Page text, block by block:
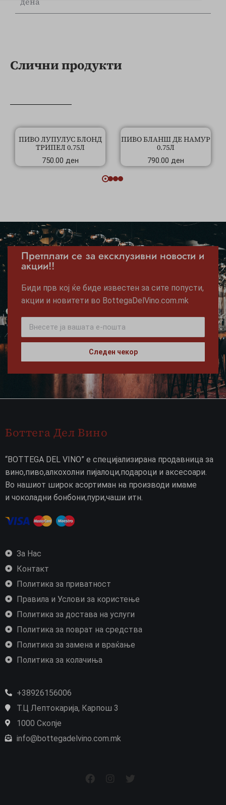
Слични продукти
ПИВО ЛУПУЛУС БЛОНД
ТРИПЕЛ 0.75Л
750.00 ден
ПИВО БЛАНШ ДЕ НАМУР
0.75Л
790.00 ден
Претплати се за ексклузивни новости и
акции!!
Биди прв кој ќе биде известен за сите попусти,
акции и новитети во BottegaDelVino.com.mk
Следен чекор
Боттега Дел Вино
“BOTTEGA DEL VINO” е специјализирана продавница за
вино,пиво,алкохолни пијалоци,подароци и аксесоари.
Во нашиот широк асортиман на производи имаме
и чоколадни бонбони,пури,чаши итн.
За Нас
Контакт
Политика за приватност
Правила и Услови за користење
Политика за достава на услуги
Политика за поврат на средства
Политика за замена и враќање
Политика за колачиња
+38926156006
Т.Ц Лептокарија, Карпош 3
1000 Скопје
info@bottegadelvino.com.mk